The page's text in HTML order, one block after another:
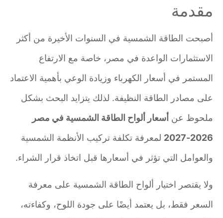
مقدمة
أصبحت الطاقة الشمسية في السنوات الأخيرة من أكثر
الاستثمارات الواعدة في مصر، خاصة مع الارتفاع
المستمر في أسعار الكهرباء وزيادة الوعي بأهمية الاعتماد
على مصادر الطاقة النظيفة. لذلك يتزايد البحث بشكل
ملحوظ عنأسعار ألواح الطاقة الشمسية في مصر
2026-2027
لمعرفة تكلفة تركيب الأنظمة الشمسية
والعوامل التي تؤثر في أسعارها قبل اتخاذ قرار الشراء.
ولا يقتصر اختيار ألواح الطاقة الشمسية على معرفة
السعر فقط، بل يعتمد أيضًا على جودة اللوح، وكفاءته،